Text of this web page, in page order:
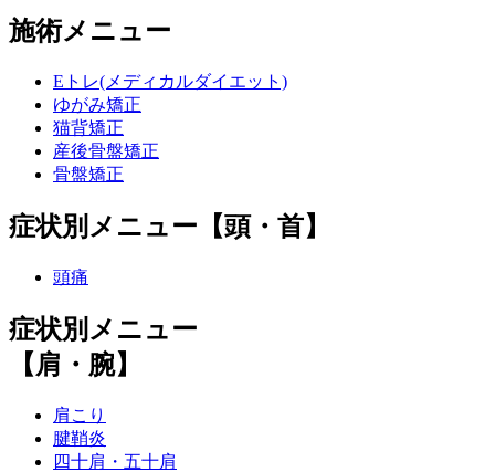
施術メニュー
Eトレ(メディカルダイエット)
ゆがみ矯正
猫背矯正
産後骨盤矯正
骨盤矯正
症状別メニュー【頭・首】
頭痛
症状別メニュー
【肩・腕】
肩こり
腱鞘炎
四十肩・五十肩